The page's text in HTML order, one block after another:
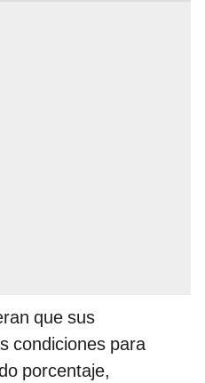
que sus
condiciones para
porcentaje,